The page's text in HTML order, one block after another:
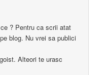
? Pentru ca scrii atat
blog. Nu vrei sa publici
Alteori te urasc